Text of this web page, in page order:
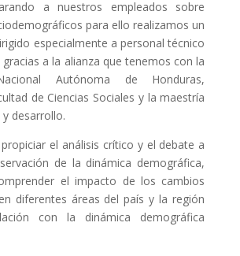
a nuestros empleados sobre
para ello realizamos un
especialmente a personal técnico
a la alianza que tenemos con la
Autónoma de Honduras,
de Ciencias Sociales y la maestría
desarrollo.
el análisis crítico y el debate a
de la dinámica demográfica,
el impacto de los cambios
diferentes áreas del país y la región
con la dinámica demográfica